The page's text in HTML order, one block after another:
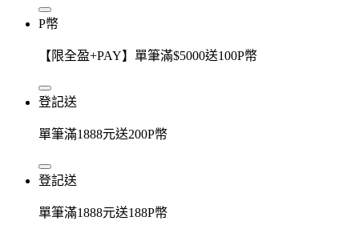
P幣
【限全盈+PAY】單筆滿$5000送100P幣
登記送
單筆滿1888元送200P幣
登記送
單筆滿1888元送188P幣